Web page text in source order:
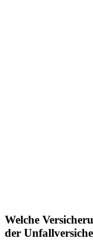
Welche
der